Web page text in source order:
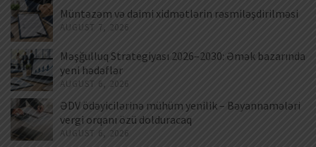
Müntəzəm və daimi xidmətlərin rəsmiləşdirilməsi
AUGUST 7, 2026
Məşğulluq Strategiyası 2026–2030: Əmək bazarında
yeni hədəflər
AUGUST 6, 2026
ƏDV ödəyicilərinə mühüm yenilik – Bəyannamələri
vergi orqanı özü dolduracaq
AUGUST 6, 2026